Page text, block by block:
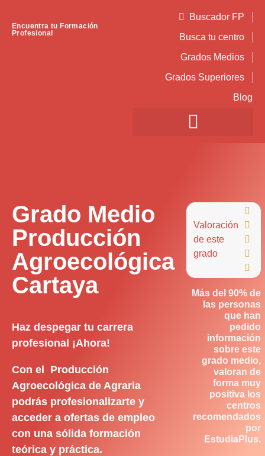
Encuentra tu Formación
Profesional
Buscador FP
Busca tu centro
Grados Medios
Grados Superiores
Blog
Grado Medio
Producción
Agroecológica
Cartaya
Haz despegar tu carrera
profesional ¡Ahora!
Con el Producción
Agroecológica de Agraria
podrás profesionalizarte y
acceder a ofertas de empleo
con una sólida formación
teórica y práctica.
Valoración
de este
grado





Más del 90% de
las personas
que han
pedido
información
sobre este
grado medio,
valoran de
forma muy
positiva los
centros
recomendados
por
EstudiaPlus.